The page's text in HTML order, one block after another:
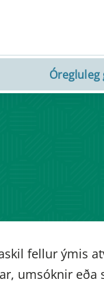
Óregluleg
fellur ýmis
umsóknir eða